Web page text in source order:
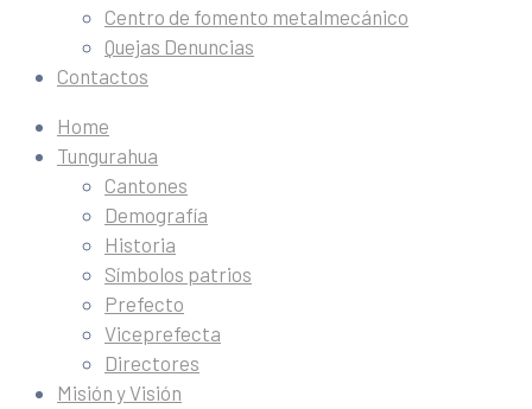
Centro de fomento metalmecánico
Quejas Denuncias
Contactos
Home
Tungurahua
Cantones
Demografía
Historia
Símbolos patrios
Prefecto
Viceprefecta
Directores
Misión y Visión